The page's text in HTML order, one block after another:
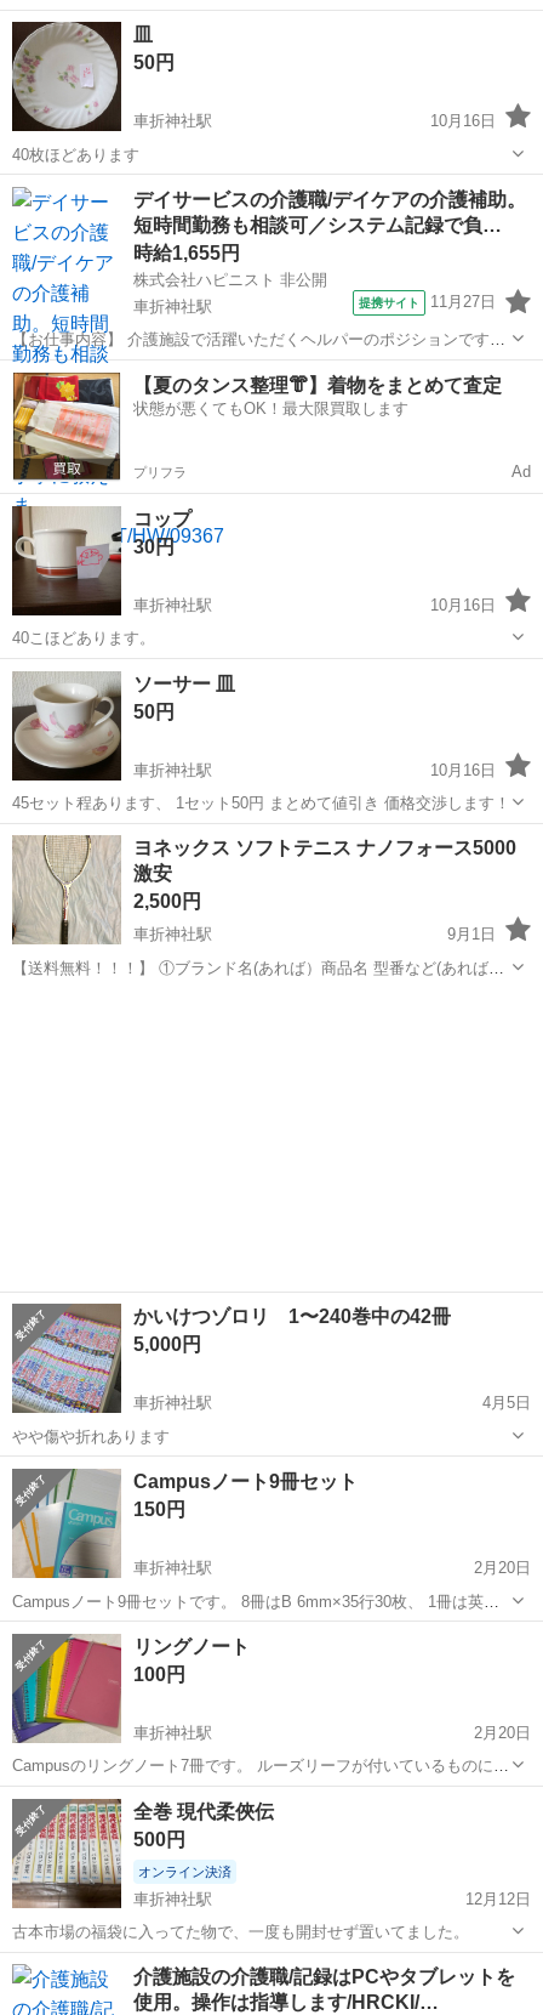
京都 京都市
皿
50円
車折神社駅
10月16日
40枚ほどあります
京都 車折神社駅 本/CD/DVD
デイサービスの介護職/デイケアの介護補助。
短時間勤務も相談可／システム記録で負…
時給1,655円
株式会社ハピニスト 非公開
車折神社駅
提携サイト 11月27日
【お仕事内容】 介護施設で活躍いただくヘルパーのポジションです。
ライフステージに合わせて働けます。 利用者様の生活や気持ちに寄り
添い、日々の支援をお願いします。 介護職員初任者研修修了者資格を
生かしたキャリア形成が可能です。...
京都 京都市 車折神社駅 介護
【夏のタンス整理👘】着物をまとめて査定
状態が悪くてもOK！最大限買取します
プリフラ Ad
コップ
30円
車折神社駅
10月16日
40こほどあります。
京都 京都市 車折神社駅
ソーサー 皿
50円
車折神社駅
10月16日
45セット程あります、 1セット50円 まとめて値引き 価格交渉します！
京都 京都市 車折神社駅 本/CD/DVD 価格
ヨネックス ソフトテニス ナノフォース5000
激安
2,500円
車折神社駅
9月1日
【送料無料！！！】 ①ブランド名(あれば）商品名 型番など(あれば）
かいけつゾロリ 1〜240巻中の42冊
5,000円
車折神社駅
4月5日
やや傷や折れあります
京都 京都市 雑誌 かいけつゾロリ
Campusノート9冊セット
150円
車折神社駅
2月20日
Campusノート9冊セットです。 8冊はB 6mm×35行30枚、 1冊は英語
用で15段です。
京都 京都市 車折神社駅
リングノート
100円
車折神社駅
2月20日
Campusのリングノート7冊です。 ルーズリーフが付いているものにつ
いてはそのままお渡しします。（付いていないものもございます。）
透明、ピンク、黄色、緑、ターコイズ、青、紫
京都 京都市 車折神社駅
全巻 現代柔俠伝
500円
オンライン決済
車折神社駅
12月12日
古本市場の福袋に入ってた物で、一度も開封せず置いてました。
京都 車折神社駅 マンガ、コミック、アニメ
古本市場
介護施設の介護職/記録はPCやタブレットを
使用。操作は指導します/HRCKI/…